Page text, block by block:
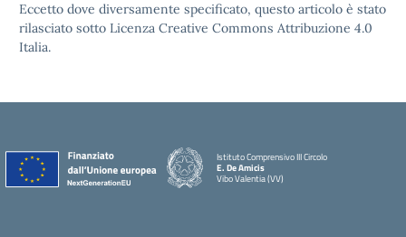
Eccetto dove diversamente specificato, questo articolo è stato
rilasciato sotto Licenza Creative Commons Attribuzione 4.0
Italia.
Istituto Comprensivo III Circolo
E. De Amicis
Vibo Valentia (VV)